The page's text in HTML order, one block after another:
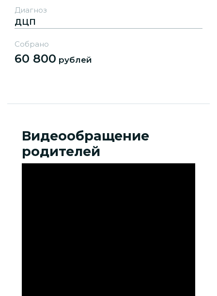
Диагноз
ДЦП
Собрано
60 800 рублей
Видеообращение
родителей